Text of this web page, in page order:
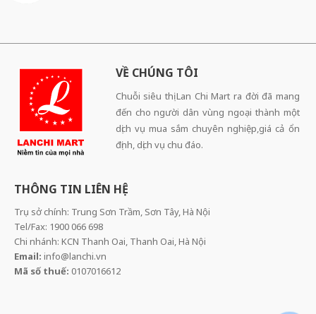
VỀ CHÚNG TÔI
Chuỗi siêu thị Lan Chi Mart ra đời đã mang
đến cho người dân vùng ngoại thành một
dịch vụ mua sắm chuyên nghiệp,giá cả ổn
định, dịch vụ chu đáo.
THÔNG TIN LIÊN HỆ
Trụ sở chính: Trung Sơn Trầm, Sơn Tây, Hà Nội
Tel/Fax: 1900 066 698
Chi nhánh: KCN Thanh Oai, Thanh Oai, Hà Nội
Email: info@lanchi.vn
Mã số thuế: 0107016612